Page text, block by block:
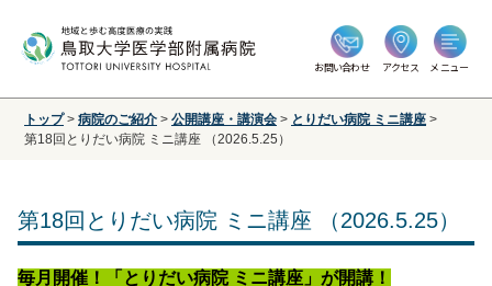
お問い合わせ アクセス メニュー
トップ > 病院のご紹介 > 公開講座・講演会 > とりだい病院 ミニ講座 >
第18回とりだい病院 ミニ講座 （2026.5.25）
第18回とりだい病院 ミニ講座 （2026.5.25）
毎月開催！「とりだい病院 ミニ講座」が開講！